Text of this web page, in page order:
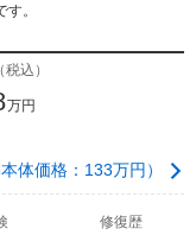
。
込）
万円
体価格：133万円）
修復歴